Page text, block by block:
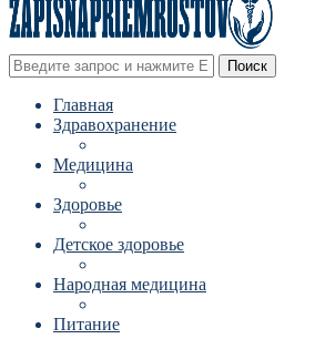
Поиск
Главная
Здравохранение
Медицина
Здоровье
Детское здоровье
Народная медицина
Питание